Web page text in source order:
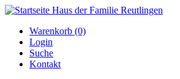
Warenkorb (0)
Login
Suche
Kontakt